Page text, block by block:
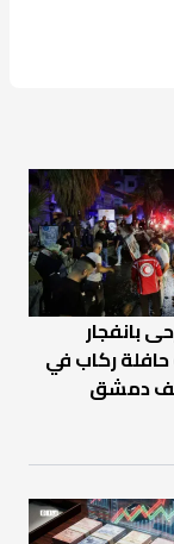
بانفجار
ركاب في
دمشق